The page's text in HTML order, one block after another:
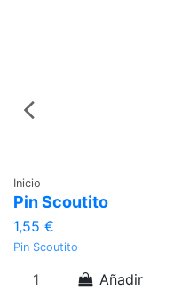
Inicio
Pin Scoutito
1,55 €
Pin Scoutito
Añadir